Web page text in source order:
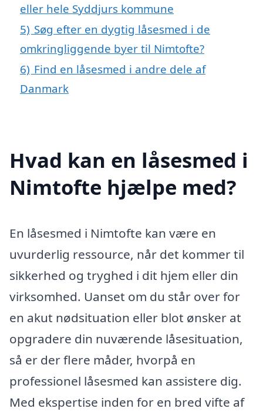
eller hele Syddjurs kommune
5) Søg efter en dygtig låsesmed i de
omkringliggende byer til Nimtofte?
6) Find en låsesmed i andre dele af
Danmark
Hvad kan en låsesmed i
Nimtofte hjælpe med?
En låsesmed i Nimtofte kan være en
uvurderlig ressource, når det kommer til
sikkerhed og tryghed i dit hjem eller din
virksomhed. Uanset om du står over for
en akut nødsituation eller blot ønsker at
opgradere din nuværende låsesituation,
så er der flere måder, hvorpå en
professionel låsesmed kan assistere dig.
Med ekspertise inden for en bred vifte af